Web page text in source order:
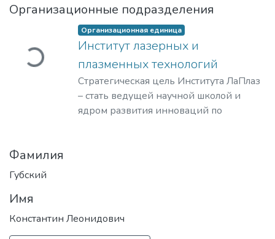
Организационные подразделения
Загружается... Организационная единица
Институт лазерных и
плазменных технологий
Стратегическая цель Института ЛаПлаз
– стать ведущей научной школой и
ядром развития инноваций по
Фамилия
Губский
Имя
Константин Леонидович